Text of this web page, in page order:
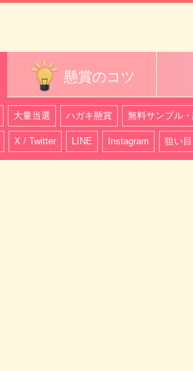
懸賞のコツ
大量当選 ハガキ懸賞 無料サンプル
X / Twitter LINE Instagram 狙い